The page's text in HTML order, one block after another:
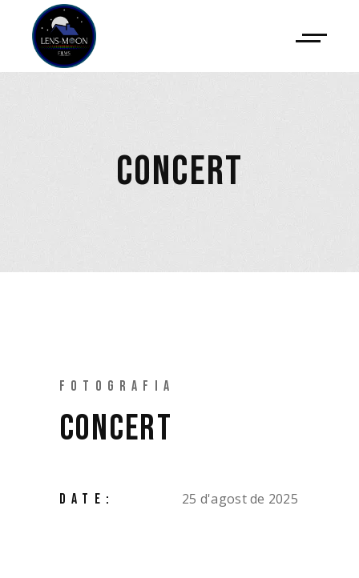
CONCERT
FOTOGRAFIA
CONCERT
DATE: 25 d'agost de 2025